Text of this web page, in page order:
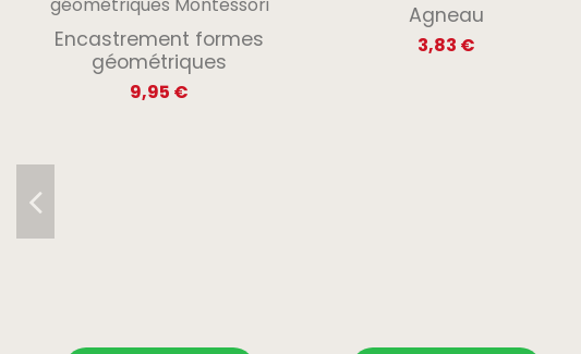
Encastrement formes
géométriques
9,95 €
Agneau
3,83 €